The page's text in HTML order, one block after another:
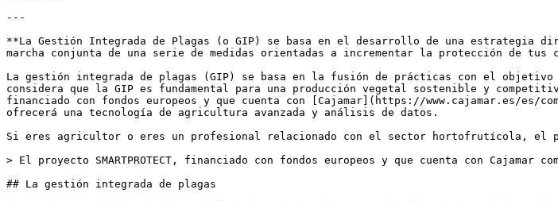
---
**La Gestión Integrada de Plagas (o GIP) se basa en el desarrollo de una
marcha conjunta de una serie de medidas orientadas a incrementar la protección de
La gestión integrada de plagas (GIP) se basa en la fusión de prácticas con el
considera que la GIP es fundamental para una producción vegetal sostenible y
financiado con fondos europeos y que cuenta con [Cajamar](https://www.cajamar.es/
ofrecerá una tecnología de agricultura avanzada y análisis de datos.
Si eres agricultor o eres un profesional relacionado con el sector hortofrutícola, el
> El proyecto SMARTPROTECT, financiado con fondos europeos y que cuenta con
## La gestión integrada de plagas